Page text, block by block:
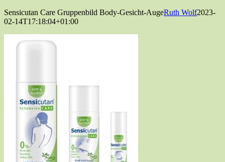
Sensicutan Care Gruppenbild Body-Gesicht-AugeRuth Wolf2023-
02-14T17:18:04+01:00